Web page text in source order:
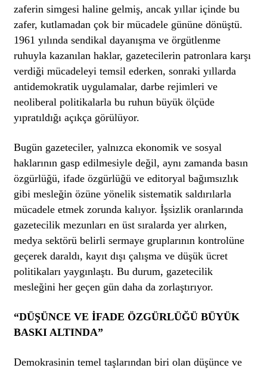
zaferin simgesi haline gelmiş, ancak yıllar içinde bu
zafer, kutlamadan çok bir mücadele gününe dönüştü.
1961 yılında sendikal dayanışma ve örgütlenme
ruhuyla kazanılan haklar, gazetecilerin patronlara karşı
verdiği mücadeleyi temsil ederken, sonraki yıllarda
antidemokratik uygulamalar, darbe rejimleri ve
neoliberal politikalarla bu ruhun büyük ölçüde
yıpratıldığı açıkça görülüyor.
Bugün gazeteciler, yalnızca ekonomik ve sosyal
haklarının gasp edilmesiyle değil, aynı zamanda basın
özgürlüğü, ifade özgürlüğü ve editoryal bağımsızlık
gibi mesleğin özüne yönelik sistematik saldırılarla
mücadele etmek zorunda kalıyor. İşsizlik oranlarında
gazetecilik mezunları en üst sıralarda yer alırken,
medya sektörü belirli sermaye gruplarının kontrolüne
geçerek daraldı, kayıt dışı çalışma ve düşük ücret
politikaları yaygınlaştı. Bu durum, gazetecilik
mesleğini her geçen gün daha da zorlaştırıyor.
“DÜŞÜNCE VE İFADE ÖZGÜRLÜĞÜ BÜYÜK
BASKI ALTINDA”
Demokrasinin temel taşlarından biri olan düşünce ve